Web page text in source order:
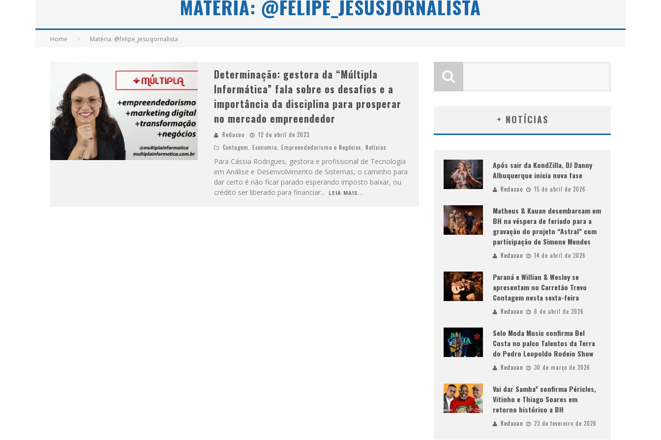
MATÉRIA: @FELIPE_JESUSJORNALISTA
Home Matéria: @felipe_jesusjornalista
Determinação: gestora da “Múltipla
Informática” fala sobre os desafios e a
importância da disciplina para prosperar
no mercado empreendedor
Redacao
12 de abril de 2023
Contagem
Economia Empreendedorismo e Negócios Notícias
Para Cássia Rodrigues, gestora e profissional de Tecnologia
em Análise e Desenvolvimento de Sistemas, o caminho para
dar certo é não ficar parado esperando imposto baixar, ou
crédito ser liberado para financiar... LEIA MAIS...
+ NOTÍCIAS
Após sair da KondZilla, DJ Danny
Albuquerque inicia nova fase
Redacao 15 de abril de 2026
Matheus & Kauan desembarcam em
BH na véspera de feriado para a
gravação do projeto “Astral” com
participação de Simone Mendes
Redacao 14 de abril de 2026
Paraná e Willian & Wesley se
apresentam no Carretão Trevo
Contagem nesta sexta-feira
Redacao 6 de abril de 2026
Selo Moda Music confirma Bel
Costa no palco Talentos da Terra
do Pedro Leopoldo Rodeio Show
Redacao 30 de março de 2026
Vai dar Samba” confirma Péricles,
Vitinho e Thiago Soares em
retorno histórico a BH
Redacao 23 de fevereiro de 2026